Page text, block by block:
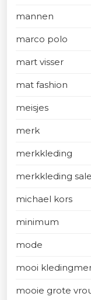
mannen
marco polo
mart visser
mat fashion
meisjes
merk
merkkleding
merkkleding sale
michael kors
minimum
mode
mooi
mooie grote